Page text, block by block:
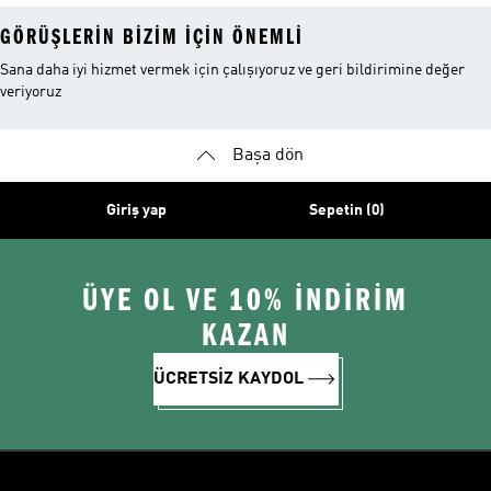
GÖRÜŞLERIN BIZIM IÇIN ÖNEMLI
Sana daha iyi hizmet vermek için çalışıyoruz ve geri bildirimine değer
veriyoruz
Başa dön
Giriş yap Sepetin (0)
ÜYE OL VE 10% İNDİRİM
KAZAN
ÜCRETSİZ KAYDOL